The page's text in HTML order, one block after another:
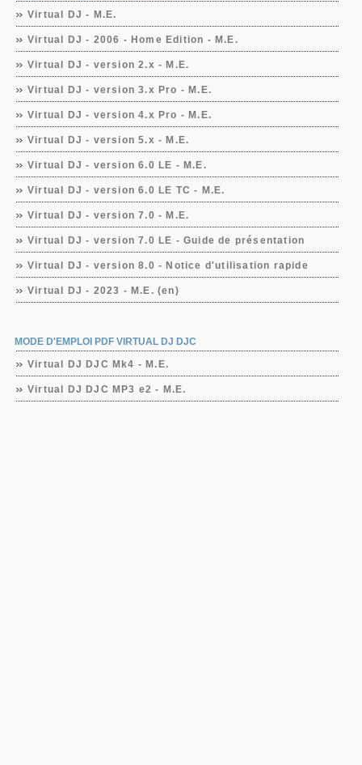
Virtual DJ - M.E.
Virtual DJ - 2006 - Home Edition - M.E.
Virtual DJ - version 2.x - M.E.
Virtual DJ - version 3.x Pro - M.E.
Virtual DJ - version 4.x Pro - M.E.
Virtual DJ - version 5.x - M.E.
Virtual DJ - version 6.0 LE - M.E.
Virtual DJ - version 6.0 LE TC - M.E.
Virtual DJ - version 7.0 - M.E.
Virtual DJ - version 7.0 LE - Guide de présentation
Virtual DJ - version 8.0 - Notice d'utilisation rapide
Virtual DJ - 2023 - M.E. (en)
MODE D'EMPLOI PDF VIRTUAL DJ DJC
Virtual DJ DJC Mk4 - M.E.
Virtual DJ DJC MP3 e2 - M.E.